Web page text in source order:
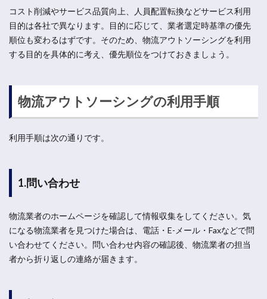
コスト削減やサービス品質向上、人員配置転換などサービス利用
目的は各社で異なります。目的に応じて、業者選定時基準の優先
順位も変わるはずです。そのため、物流アウトソーシングを利用
する目的を具体的に考え、優先順位をつけておきましょう。
物流アウトソーシングの利用手順
利用手順は次の通りです。
1.問い合わせ
物流業者のホームページを確認して情報収集をしてください。気
になる物流業者を見つけた場合は、電話・E-メール・Faxなどで問
い合わせてください。問い合わせ内容の確認後、物流業者の担当
者から折り返しの連絡が届きます。